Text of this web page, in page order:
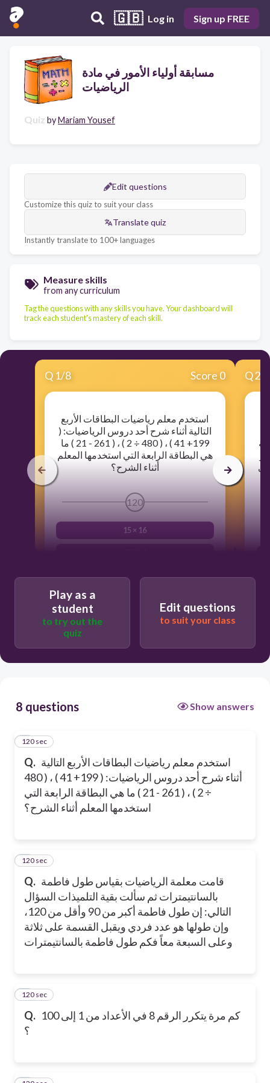
🇬🇧 Log in Sign up FREE
مسابقة أولياء الأمور في مادة
الرياضيات
Quiz byMariam Yousef
Edit questions
Customize this quiz to suit your class
Translate quiz
Instantly translate to 100+ languages
Measure skills
from any curriculum
Tag the questions with any skills you have. Your dashboard will
track each student's mastery of each skill.
Q 1/8 Score 0
استخدم معلم رياضيات البطاقات الأربع
التالية أثناء شرح أحد دروس الرياضيات: (
199+ 41 ) ، ( 480 ÷ 2 ) ، ( 261 - 21 ) ما
هي البطاقة الرابعة التي استخدمها المعلم
أثناء الشرح؟
120
15 × 16
Q2
Play as a
student
to try out the
quiz
Edit questions
to suit your class
8 questions Show answers
Q. استخدم معلم رياضيات البطاقات الأربع التالية
أثناء شرح أحد دروس الرياضيات: ( 199+ 41 ) ، ( 480
÷ 2 ) ، ( 261 - 21 ) ما هي البطاقة الرابعة التي
استخدمها المعلم أثناء الشرح؟
1
120 sec
Q. قامت معلمة الرياضيات بقياس طول فاطمة
بالسانتيمترات ثم سألت بقية التلميذات السؤال
التالي: إن طول فاطمة أكبر من 90 وأقل من 120،
وإن طولها هو عدد فردي ويقبل القسمة على ثلاثة
وعلى السبعة معاً فكم طول فاطمة بالسانتيمترات
2
120 sec
Q. كم مرة يتكرر الرقم 8 في الأعداد من 1 إلى 100
؟
3
120 sec